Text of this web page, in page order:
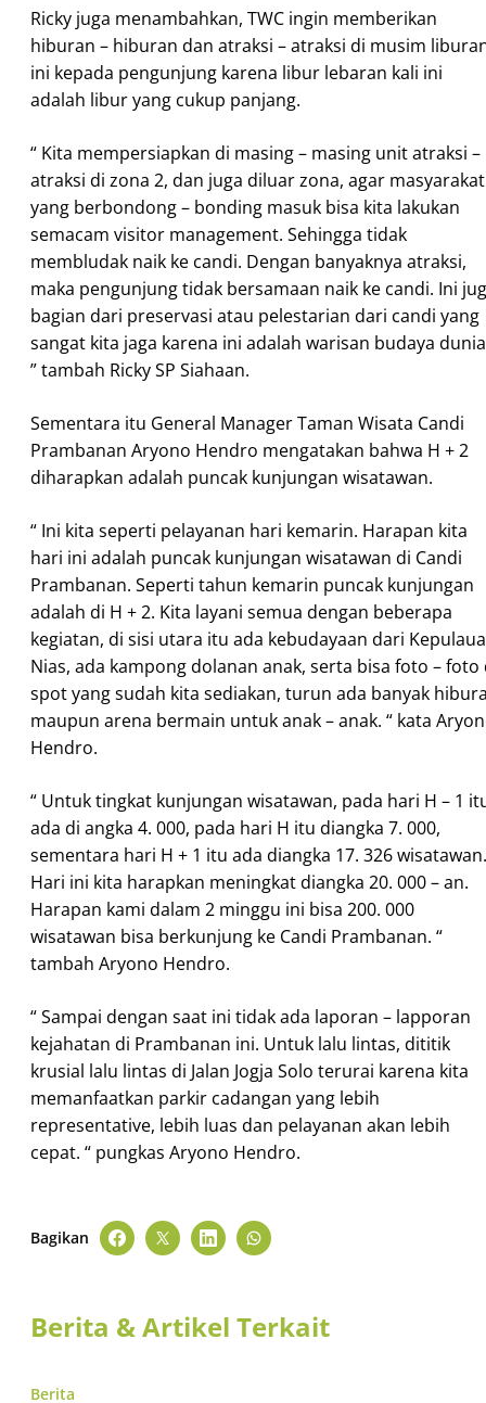
Ricky juga menambahkan, TWC ingin memberikan
hiburan – hiburan dan atraksi – atraksi di musim
ini kepada pengunjung karena libur lebaran kali ini
adalah libur yang cukup panjang.
“ Kita mempersiapkan di masing – masing unit atraksi –
atraksi di zona 2, dan juga diluar zona, agar masyarakat
yang berbondong – bonding masuk bisa kita lakukan
semacam visitor management. Sehingga tidak
membludak naik ke candi. Dengan banyaknya atraksi,
maka pengunjung tidak bersamaan naik ke candi. Ini
bagian dari preservasi atau pelestarian dari candi yang
sangat kita jaga karena ini adalah warisan budaya
” tambah Ricky SP Siahaan.
Sementara itu General Manager Taman Wisata Candi
Prambanan Aryono Hendro mengatakan bahwa H + 2
diharapkan adalah puncak kunjungan wisatawan.
“ Ini kita seperti pelayanan hari kemarin. Harapan kita
hari ini adalah puncak kunjungan wisatawan di Candi
Prambanan. Seperti tahun kemarin puncak kunjungan
adalah di H + 2. Kita layani semua dengan beberapa
kegiatan, di sisi utara itu ada kebudayaan dari
Nias, ada kampong dolanan anak, serta bisa foto – foto
spot yang sudah kita sediakan, turun ada banyak
maupun arena bermain untuk anak – anak. “ kata
Hendro.
“ Untuk tingkat kunjungan wisatawan, pada hari H – 1
ada di angka 4. 000, pada hari H itu diangka 7. 000,
sementara hari H + 1 itu ada diangka 17. 326 wisatawan.
Hari ini kita harapkan meningkat diangka 20. 000 – an.
Harapan kami dalam 2 minggu ini bisa 200. 000
wisatawan bisa berkunjung ke Candi Prambanan. “
tambah Aryono Hendro.
“ Sampai dengan saat ini tidak ada laporan – lapporan
kejahatan di Prambanan ini. Untuk lalu lintas, dititik
krusial lalu lintas di Jalan Jogja Solo terurai karena kita
memanfaatkan parkir cadangan yang lebih
representative, lebih luas dan pelayanan akan lebih
cepat. “ pungkas Aryono Hendro.
Bagikan
Berita & Artikel Terkait
Berita